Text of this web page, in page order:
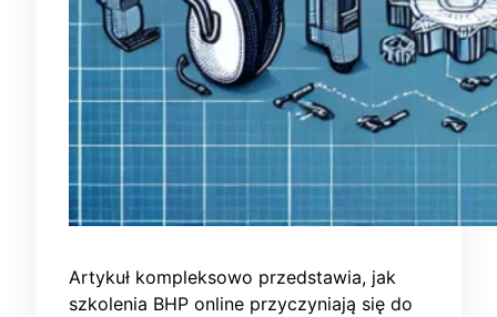
Artykuł kompleksowo przedstawia, jak
szkolenia BHP online przyczyniają się do